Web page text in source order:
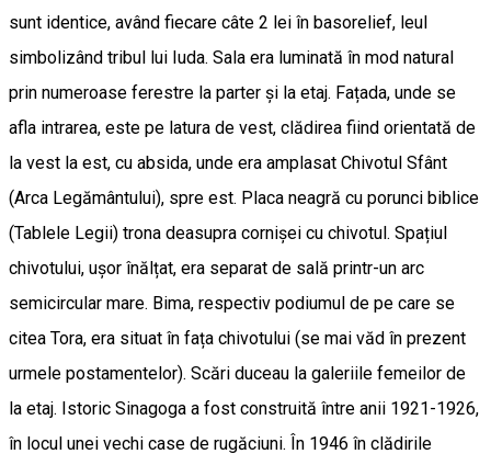
sunt identice, având fiecare câte 2 lei în basorelief, leul
simbolizând tribul lui Iuda. Sala era luminată în mod natural
prin numeroase ferestre la parter și la etaj. Fațada, unde se
afla intrarea, este pe latura de vest, clădirea fiind orientată de
la vest la est, cu absida, unde era amplasat Chivotul Sfânt
(Arca Legământului), spre est. Placa neagră cu porunci biblice
(Tablele Legii) trona deasupra cornișei cu chivotul. Spațiul
chivotului, ușor înălțat, era separat de sală printr-un arc
semicircular mare. Bima, respectiv podiumul de pe care se
citea Tora, era situat în fața chivotului (se mai văd în prezent
urmele postamentelor). Scări duceau la galeriile femeilor de
la etaj. Istoric Sinagoga a fost construită între anii 1921-1926,
în locul unei vechi case de rugăciuni. În 1946 în clădirile